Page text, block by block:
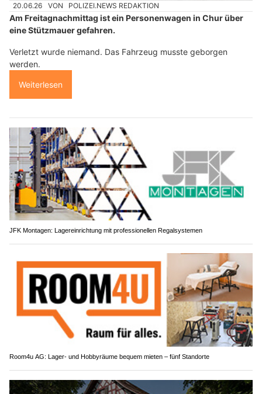
20.06.26 VON POLIZEI.NEWS REDAKTION
Am Freitagnachmittag ist ein Personenwagen in Chur über
eine Stützmauer gefahren.
Verletzt wurde niemand. Das Fahrzeug musste geborgen
werden.
Weiterlesen
JFK Montagen: Lagereinrichtung mit professionellen Regalsystemen
Room4u AG: Lager- und Hobbyräume bequem mieten – fünf Standorte